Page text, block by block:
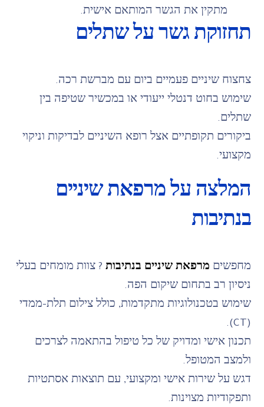
מתקין את הגשר המותאם אישית.
תחזוקת גשר על שתלים
צחצוח שיניים פעמיים ביום עם מברשת רכה.
שימוש בחוט דנטלי ייעודי או במכשיר שטיפה בין
שתלים.
ביקורים תקופתיים אצל רופא השיניים לבדיקות וניקוי
מקצועי.
המלצה על מרפאת שיניים
בנתיבות
מחפשים מרפאת שיניים בנתיבות ? צוות מומחים בעלי
ניסיון רב בתחום שיקום הפה.
שימוש בטכנולוגיות מתקדמות, כולל צילום תלת-ממדי
(CT).
תכנון אישי ומדויק של כל טיפול בהתאמה לצרכים
ולמצב המטופל.
דגש על שירות אישי ומקצועי, עם תוצאות אסתטיות
ותפקודיות מצוינות.